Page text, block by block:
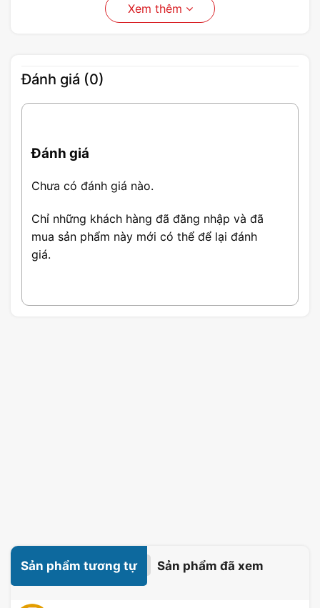
Xem thêm
Đánh giá (0)
Đánh giá
Chưa có đánh giá nào.
Chỉ những khách hàng đã đăng nhập và đã
mua sản phẩm này mới có thể để lại đánh
giá.
Sản phẩm tương tự Sản phẩm đã xem